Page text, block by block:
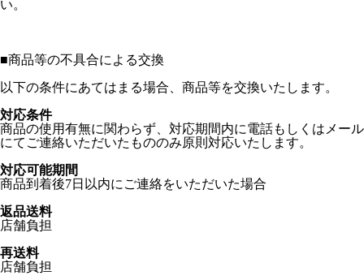
い。
■商品等の不具合による交換
以下の条件にあてはまる場合、商品等を交換いたします。
対応条件
商品の使用有無に関わらず、対応期間内に電話もしくはメール
にてご連絡いただいたもののみ原則対応いたします。
対応可能期間
商品到着後7日以内にご連絡をいただいた場合
返品送料
店舗負担
再送料
店舗負担